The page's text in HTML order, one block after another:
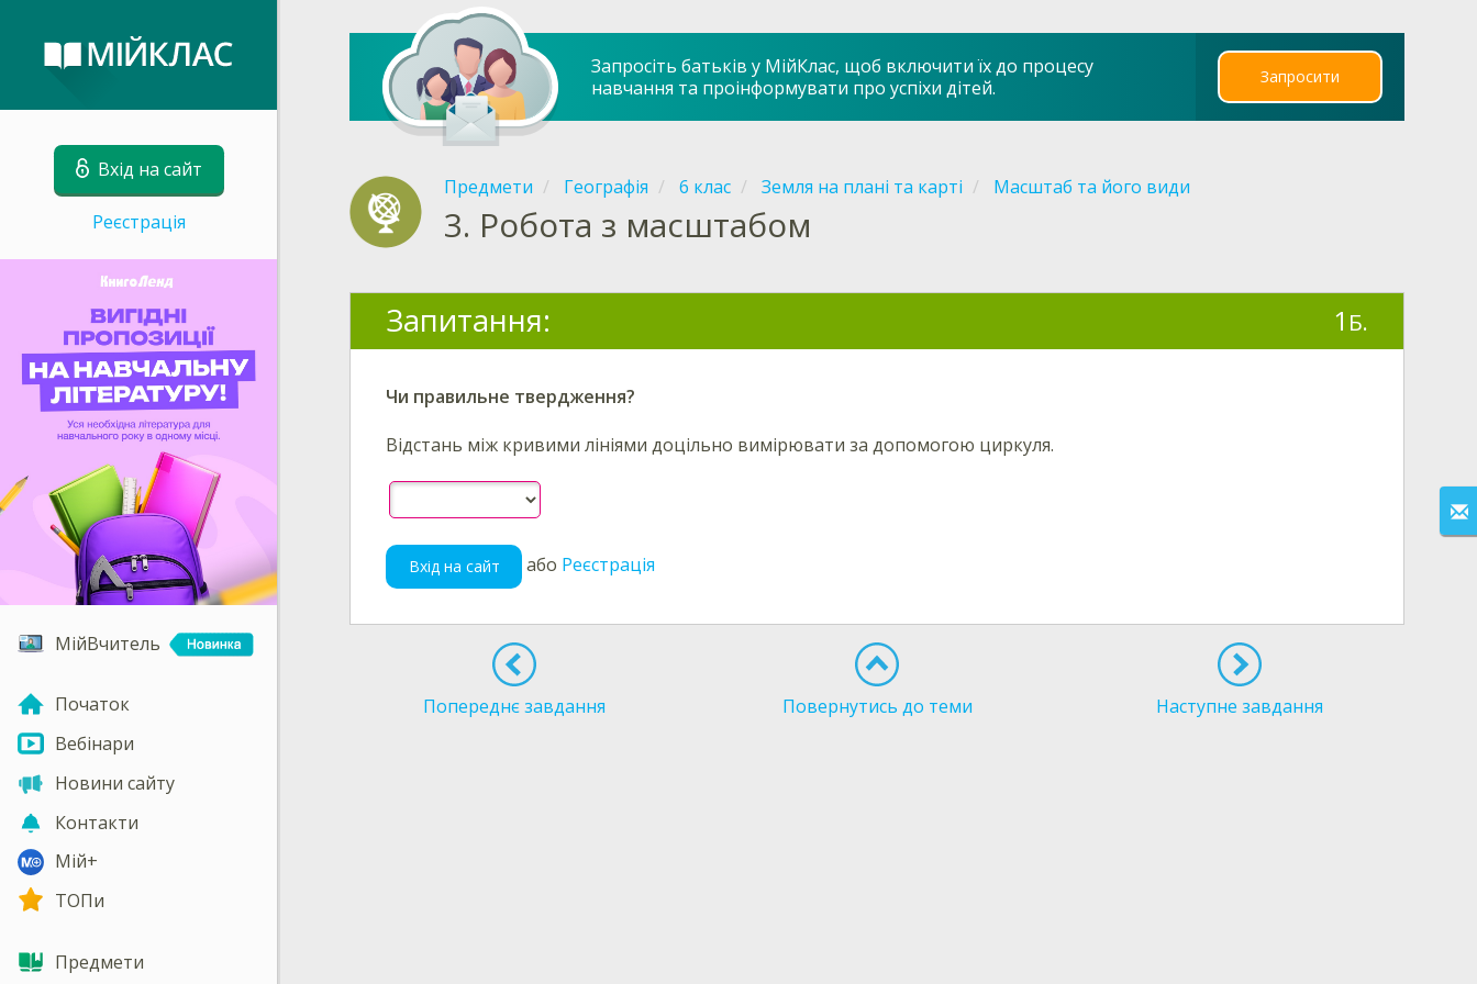
Вхід на сайт
Реєстрація
МійВчитель
Початок
Вебінари
Новини сайту
Контакти
Мій+
ТОПи
Предмети
Запросіть батьків у МійКлас, щоб включити їх до процесу
навчання та проінформувати про успіхи дітей.
Запросити
Предмети Географія 6 клас Земля на плані та карті Масштаб та його види
3. Робота з масштабом
Запитання: 1 Б.
Чи правильне твердження?
Відстань між кривими лініями доцільно вимірювати за допомогою циркуля.
Вхід на сайт або Реєстрація
Попереднє завдання Повернутись до теми Наступне завдання